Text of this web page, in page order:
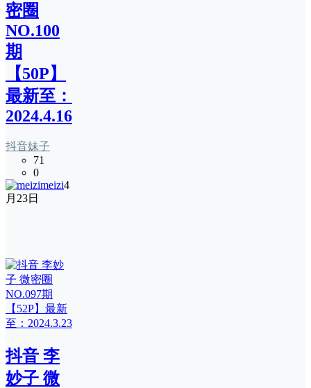
密圈
NO.100
期
【50P】
最新至：
2024.4.16
抖音妹子
71
0
meizi4
月23日
抖音 李
妙子 微